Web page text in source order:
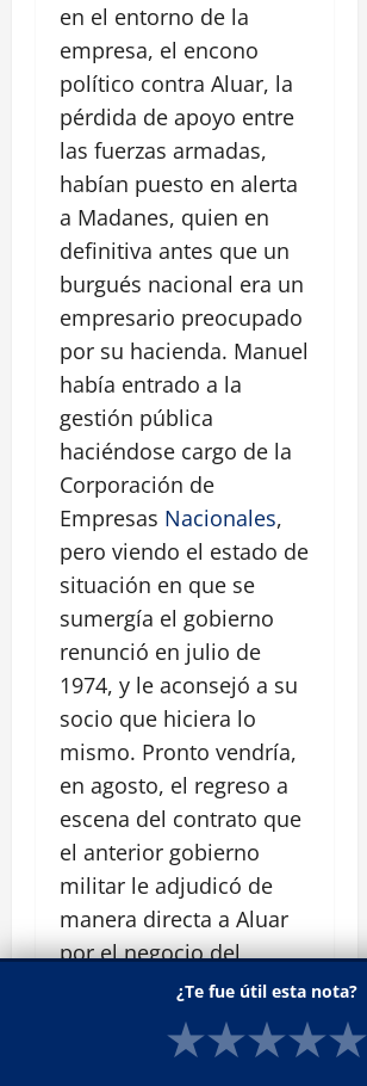
en el entorno de la
empresa, el encono
político contra Aluar, la
pérdida de apoyo entre
las fuerzas armadas,
habían puesto en alerta
a Madanes, quien en
definitiva antes que un
burgués nacional era un
empresario preocupado
por su hacienda. Manuel
había entrado a la
gestión pública
haciéndose cargo de la
Corporación de
Empresas Nacionales,
pero viendo el estado de
situación en que se
sumergía el gobierno
renunció en julio de
1974, y le aconsejó a su
socio que hiciera lo
mismo. Pronto vendría,
en agosto, el regreso a
escena del contrato que
el anterior gobierno
militar le adjudicó de
manera directa a Aluar
por el negocio del
aluminio. Si bien el
senador Hipólito Solari
Yrigoyen se había
¿Te fue útil esta nota?
★★★★★